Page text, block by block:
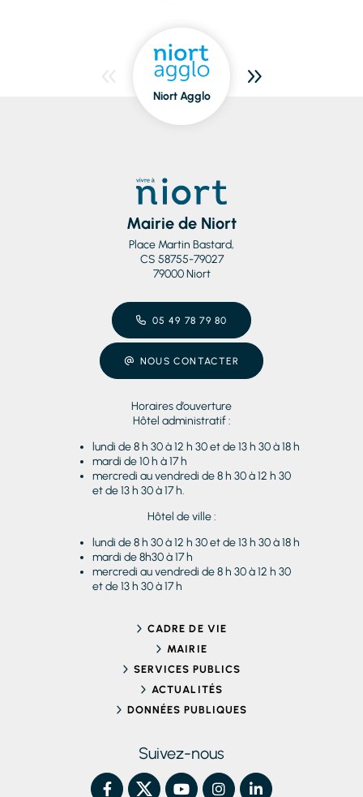
Niort Agglo
Mairie de Niort
Place Martin Bastard,
CS 58755-79027
79000 Niort
05 49 78 79 80
NOUS CONTACTER
Horaires d’ouverture
Hôtel administratif :
lundi de 8 h 30 à 12 h 30 et de 13 h 30 à 18 h
mardi de 10 h à 17 h
mercredi au vendredi de 8 h 30 à 12 h 30
et de 13 h 30 à 17 h.
Hôtel de ville :
lundi de 8 h 30 à 12 h 30 et de 13 h 30 à 18 h
mardi de 8h30 à 17 h
mercredi au vendredi de 8 h 30 à 12 h 30
et de 13 h 30 à 17 h
CADRE DE VIE
MAIRIE
SERVICES PUBLICS
ACTUALITÉS
DONNÉES PUBLIQUES
Suivez-nous